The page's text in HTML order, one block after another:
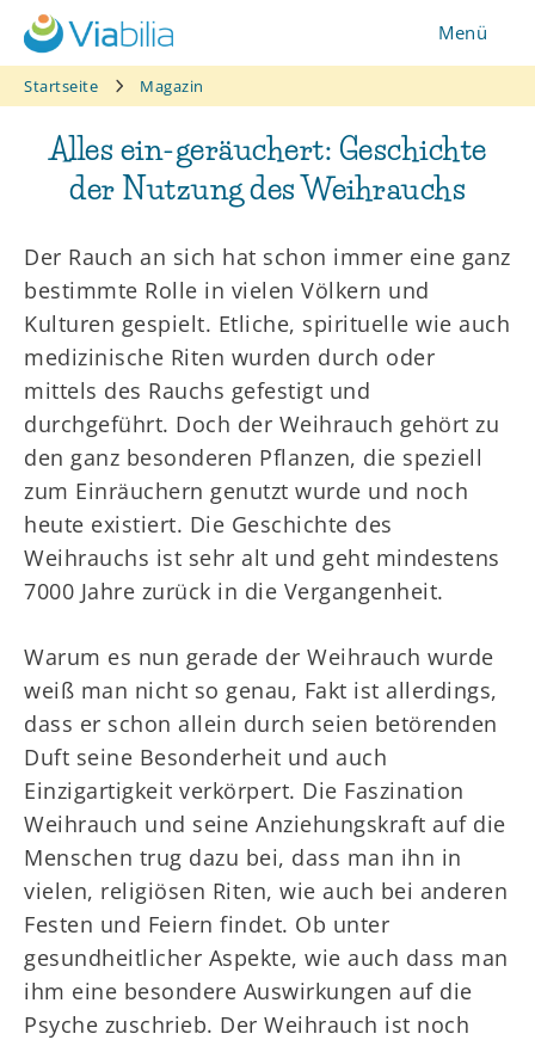
Zum
Inhalt
springen
Menü
Startseite Magazin
Alles ein-geräuchert: Geschichte
der Nutzung des Weihrauchs
Der Rauch an sich hat schon immer eine ganz
bestimmte Rolle in vielen Völkern und
Kulturen gespielt. Etliche, spirituelle wie auch
medizinische Riten wurden durch oder
mittels des Rauchs gefestigt und
durchgeführt. Doch der Weihrauch gehört zu
den ganz besonderen Pflanzen, die speziell
zum Einräuchern genutzt wurde und noch
heute existiert. Die Geschichte des
Weihrauchs ist sehr alt und geht mindestens
7000 Jahre zurück in die Vergangenheit.
Warum es nun gerade der Weihrauch wurde
weiß man nicht so genau, Fakt ist allerdings,
dass er schon allein durch seien betörenden
Duft seine Besonderheit und auch
Einzigartigkeit verkörpert. Die Faszination
Weihrauch und seine Anziehungskraft auf die
Menschen trug dazu bei, dass man ihn in
vielen, religiösen Riten, wie auch bei anderen
Festen und Feiern findet. Ob unter
gesundheitlicher Aspekte, wie auch dass man
ihm eine besondere Auswirkungen auf die
Psyche zuschrieb. Der Weihrauch ist noch